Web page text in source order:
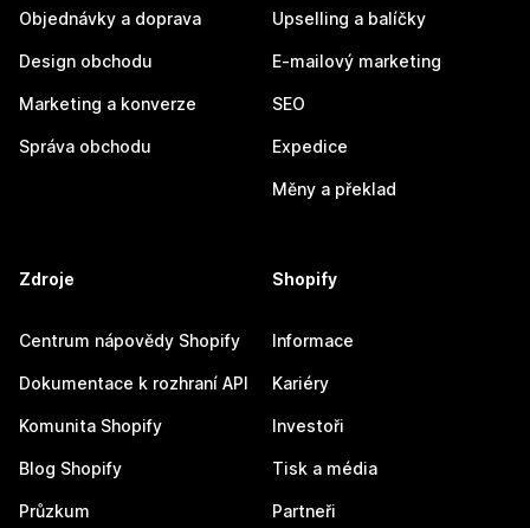
Objednávky a doprava
Design obchodu
Marketing a konverze
Správa obchodu
Upselling a balíčky
E-mailový marketing
SEO
Expedice
Měny a překlad
Zdroje
Centrum nápovědy Shopify
Dokumentace k rozhraní API
Komunita Shopify
Blog Shopify
Průzkum
Shopify
Informace
Kariéry
Investoři
Tisk a média
Partneři